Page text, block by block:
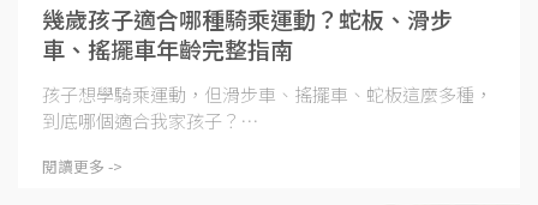
幾歲孩子適合哪種騎乘運動？蛇板、滑步
車、搖擺車年齡完整指南
孩子想學騎乘運動，但滑步車、搖擺車、蛇板這麼多種，
到底哪個適合我家孩子？⋯
閱讀更多 ->